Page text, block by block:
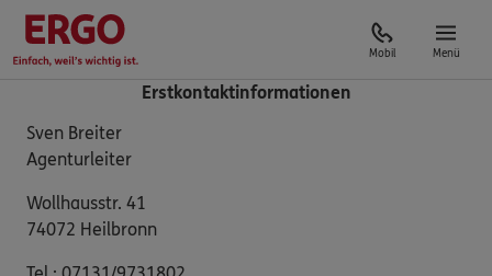
Mobil Menü
Erstkontaktinformationen
Sven Breiter
Agenturleiter
Wollhausstr. 41
74072 Heilbronn